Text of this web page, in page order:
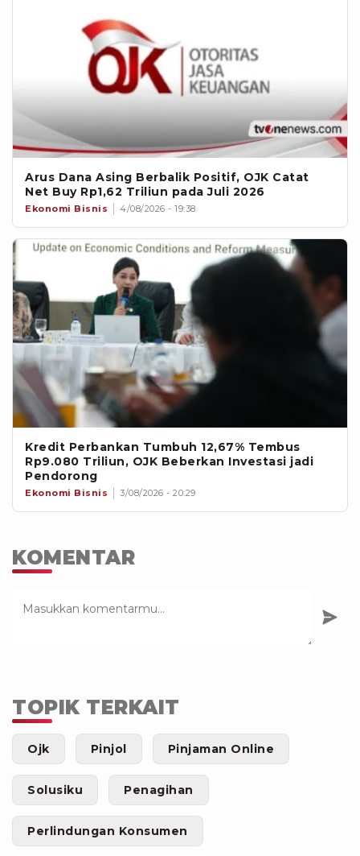
Arus Dana Asing Berbalik Positif, OJK Catat
Net Buy Rp1,62 Triliun pada Juli 2026
Ekonomi Bisnis 4/08/2026 - 19:38
Kredit Perbankan Tumbuh 12,67% Tembus
Rp9.080 Triliun, OJK Beberkan Investasi jadi
Pendorong
Ekonomi Bisnis 3/08/2026 - 20:29
KOMENTAR
TOPIK TERKAIT
Ojk Pinjol Pinjaman Online
Solusiku Penagihan
Perlindungan Konsumen